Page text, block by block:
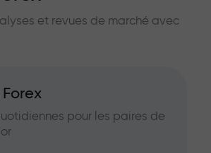
et revues de marché avec
pour les paires de